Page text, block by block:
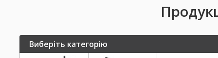
Виберіть категорію